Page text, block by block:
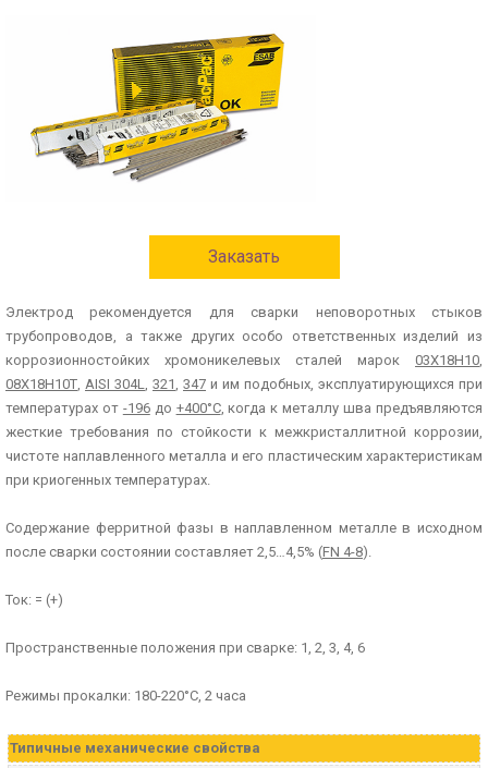
Заказать
Электрод рекомендуется для сварки неповоротных стыков
трубопроводов, а также других особо ответственных изделий из
коррозионностойких хромоникелевых сталей марок 03Х18Н10
08Х18Н10Т AISI 304L 321 347 и им подобных, эксплуатирующихся при
температурах от -196до +400°С, когда к металлу шва предъявляются
жесткие требования по стойкости к межкристаллитной коррозии,
чистоте наплавленного металла и его пластическим характеристикам
при криогенных температурах.
Содержание ферритной фазы в наплавленном металле в исходном
после сварки состоянии составляет 2,5…4,5% (FN 4-8).
Ток: = (+)
Пространственные положения при сварке: 1, 2, 3, 4, 6
Режимы прокалки: 180-220°С, 2 часа
Типичные механические свойства